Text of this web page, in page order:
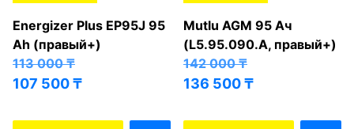
Energizer Plus EP95J 95
Ah (правый+)
113 000₸
107 500₸
Mutlu AGM 95 Ач
(L5.95.090.A, правый+)
142 000₸
136 500₸